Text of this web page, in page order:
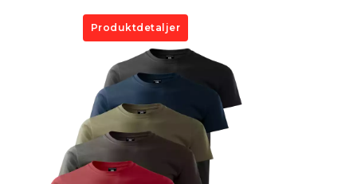
Produktdetaljer